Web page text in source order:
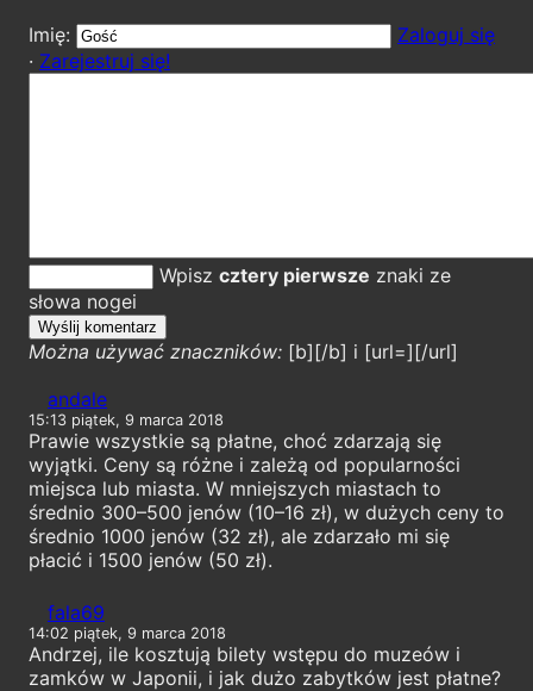
Imię:
Zaloguj się
· Zarejestruj się!
Wpisz cztery pierwsze znaki ze
słowa nogei
Można używać znaczników: [b][/b] i [url=][/url]
andale
15:13 piątek, 9 marca 2018
Prawie wszystkie są płatne, choć zdarzają się
wyjątki. Ceny są różne i zależą od popularności
miejsca lub miasta. W mniejszych miastach to
średnio 300–500 jenów (10–16 zł), w dużych ceny to
średnio 1000 jenów (32 zł), ale zdarzało mi się
płacić i 1500 jenów (50 zł).
fala69
14:02 piątek, 9 marca 2018
Andrzej, ile kosztują bilety wstępu do muzeów i
zamków w Japonii, i jak dużo zabytków jest płatne?